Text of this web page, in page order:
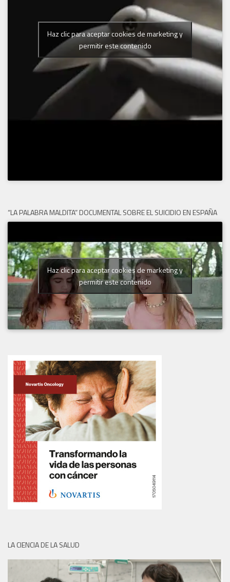
Haz clic para aceptar cookies de marketing y
permitir este contenido
“LA PALABRA MALDITA” DOCUMENTAL SOBRE EL SUICIDIO EN ESPAÑA
Haz clic para aceptar cookies de marketing y
permitir este contenido
LA CIENCIA DE LA SALUD